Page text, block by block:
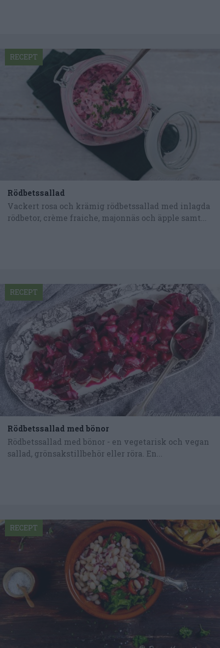
Rödbetssallad
Vackert rosa och krämig rödbetssallad med inlagda
rödbetor, crème fraiche, majonnäs och äpple samt...
RECEPT
Rödbetssallad med bönor
Rödbetssallad med bönor - en vegetarisk och vegan
sallad, grönsakstillbehör eller röra. En...
RECEPT
RECEPT